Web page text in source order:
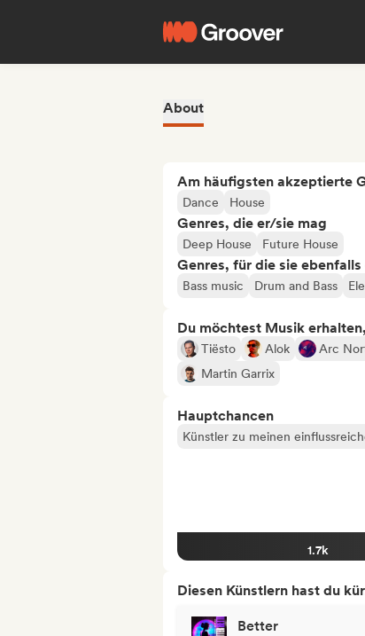
About
Am häufigsten akzeptierte
Dance House
Genres, die er/sie mag
Deep House Future House
Genres, für die sie ebenfalls
Bass music Drum and Bass
Du möchtest Musik
Tiësto Alok Arc
Martin Garrix
Hauptchancen
Künstler zu meinen
1.7k
Diesen Künstlern hast du
Better